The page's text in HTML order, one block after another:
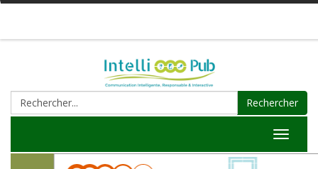
Rechercher
Toggle